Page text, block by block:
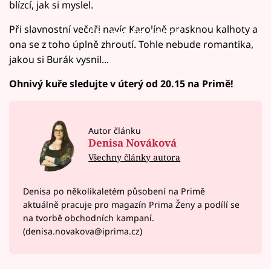
blízcí, jak si myslel.
Failed to fetch
Při slavnostní večeři navíc Karolíně prasknou kalhoty a
ona se z toho úplně zhroutí. Tohle nebude romantika,
jakou si Burák vysnil...
Ohnivý kuře sledujte v úterý od 20.15 na Primě!
Autor článku
Denisa Nováková
Všechny články autora
Denisa po několikaletém působení na Primě
aktuálně pracuje pro magazín Prima Ženy a podílí se
na tvorbě obchodních kampaní.
(denisa.novakova@iprima.cz)